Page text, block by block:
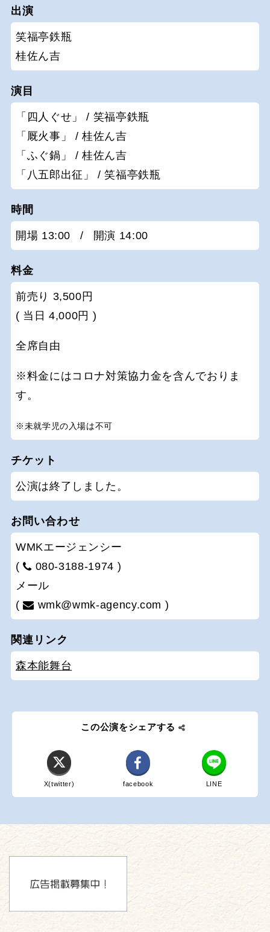
出演
笑福亭鉄瓶
桂佐ん吉
演目
「四人ぐせ」 / 笑福亭鉄瓶
「厩火事」 / 桂佐ん吉
「ふぐ鍋」 / 桂佐ん吉
「八五郎出征」 / 笑福亭鉄瓶
時間
開場 13:00 / 開演 14:00
料金
前売り 3,500円
( 当日 4,000円 )
全席自由
※料金にはコロナ対策協力金を含んでおりま
す。
※未就学児の入場は不可
チケット
公演は終了しました。
お問い合わせ
WMKエージェンシー
(
080-3188-1974 )
メール
(
wmk@wmk-agency.com )
関連リンク
森本能舞台
この公演をシェアする
X(twitter) facebook LINE